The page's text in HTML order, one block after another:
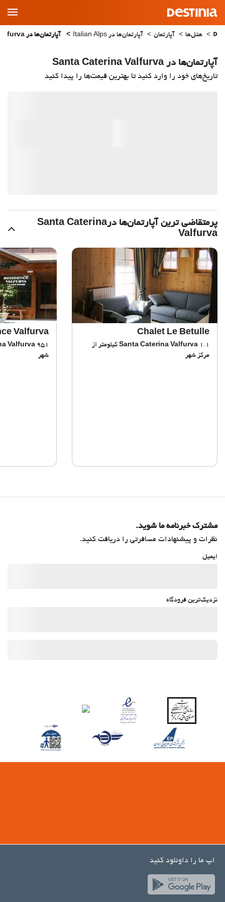
Main
Menu
هتل‌ها آپارتمان آپارتمان‌ها در Italian Alps آپارتمان‌ها در Santa Caterina Valfurva
آپارتمان‌ها در Santa Caterina Valfurva
تاریخ‌های خود را وارد کنید تا بهترین قیمت‌ها را پیدا کنید
پرمتقاضی ترین آپارتمان‌‌ها درSanta Caterina
Valfurva
Chalet Le Betulle
Santa Caterina Valfurva 1.1 کیلومتر از
مرکز شهر
Valfurva
Valfurva
شهر
مشترک خبرنامه ما شوید.
نظرات و پیشنهادات مسافرتی را دریافت کنید.
ایمیل
نزدیک‌ترین فرودگاه
اپ ما را داونلود کنید